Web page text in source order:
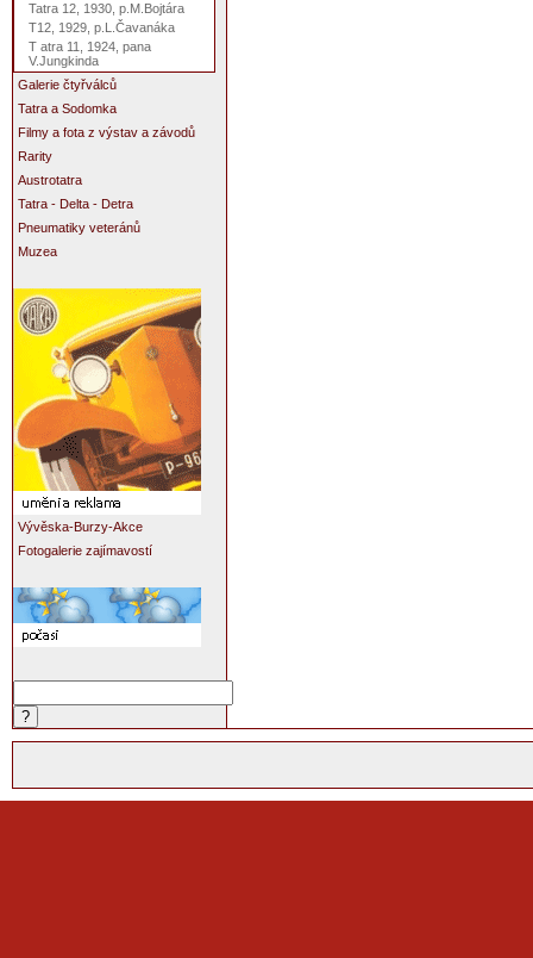
Tatra 12, 1930, p.M.Bojtára
T12, 1929, p.L.Čavanáka
T atra 11, 1924, pana
V.Jungkinda
Galerie čtyřválců
Tatra a Sodomka
Filmy a fota z výstav a závodů
Rarity
Austrotatra
Tatra - Delta - Detra
Pneumatiky veteránů
Muzea
Vývěska-Burzy-Akce
Fotogalerie zajímavostí